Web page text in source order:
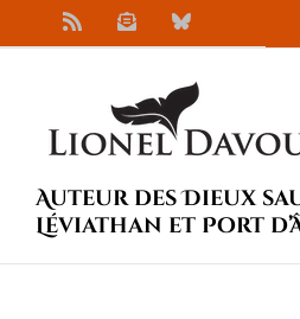
au
NewsletterBluesky
Auteur des Dieux
Léviathan et Port